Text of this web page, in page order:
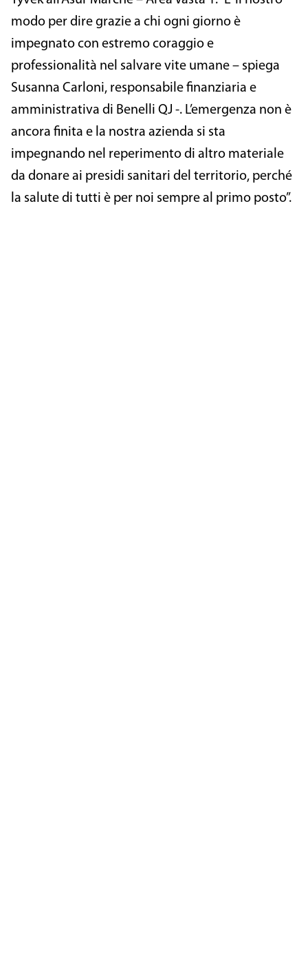
modo per dire grazie a chi ogni giorno è
impegnato con estremo coraggio e
professionalità nel salvare vite umane – spiega
Susanna Carloni, responsabile finanziaria e
amministrativa di Benelli QJ -. L’emergenza non è
ancora finita e la nostra azienda si sta
impegnando nel reperimento di altro materiale
da donare ai presidi sanitari del territorio, perché
la salute di tutti è per noi sempre al primo posto”.